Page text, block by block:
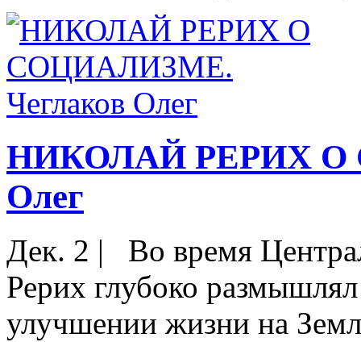
НИКОЛАЙ РЕРИХ О
Олег
Дек. 2 |
Во время
Рерих глубоко
улучшении жизни на